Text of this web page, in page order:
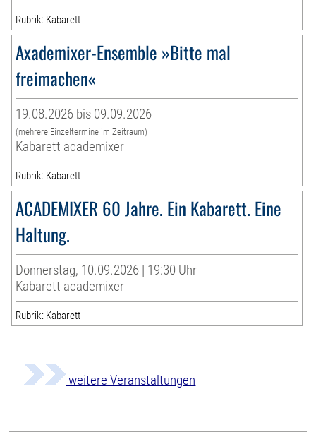
Rubrik: Kabarett
Axademixer-Ensemble »Bitte mal
freimachen«
19.08.2026 bis 09.09.2026
(mehrere Einzeltermine im Zeitraum)
Kabarett academixer
Rubrik: Kabarett
ACADEMIXER 60 Jahre. Ein Kabarett. Eine
Haltung.
Donnerstag, 10.09.2026 | 19:30 Uhr
Kabarett academixer
Rubrik: Kabarett
weitere Veranstaltungen